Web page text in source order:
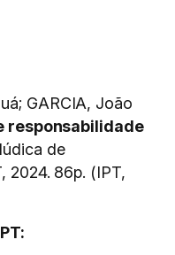
GARCIA, João
responsabilidade
de
2024. 86p. (IPT,